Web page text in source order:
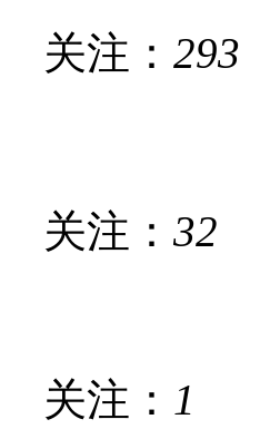
关注： 293
关注： 32
关注： 1